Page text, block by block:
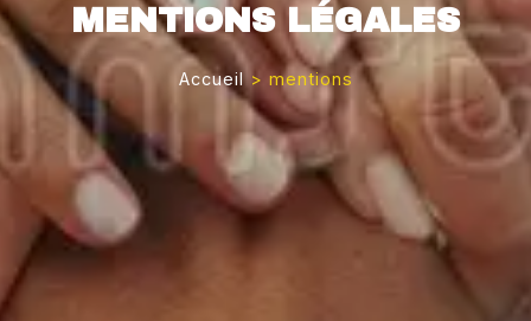
MENTIONS LÉGALES
Accueil> mentions